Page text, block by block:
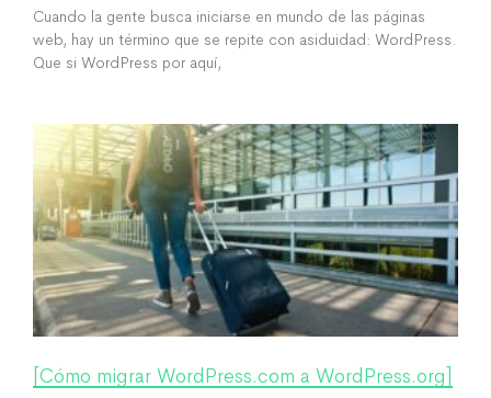
Cuando la gente busca iniciarse en mundo de las páginas
web, hay un término que se repite con asiduidad: WordPress.
Que si WordPress por aquí,
[Cómo migrar WordPress.com a WordPress.org]